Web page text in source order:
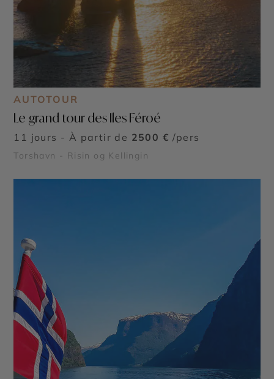
AUTOTOUR
Le grand tour des Iles Féroé
11 jours - À partir de 2500 € /pers
Torshavn - Risin og Kellingin